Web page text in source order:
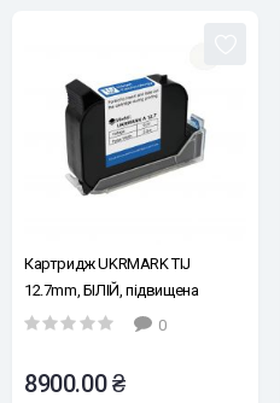
Картридж UKRMARK TIJ
12.7mm, БІЛІЙ, підвищена
адгезія, швидкосохнучий
0
8900.00 ₴